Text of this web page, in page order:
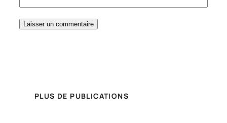
PLUS DE PUBLICATIONS